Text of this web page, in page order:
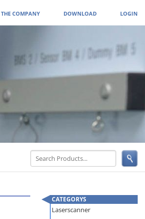
THE COMPANY DOWNLOAD LOGIN
CATEGORYS
Skip
Laserscanner